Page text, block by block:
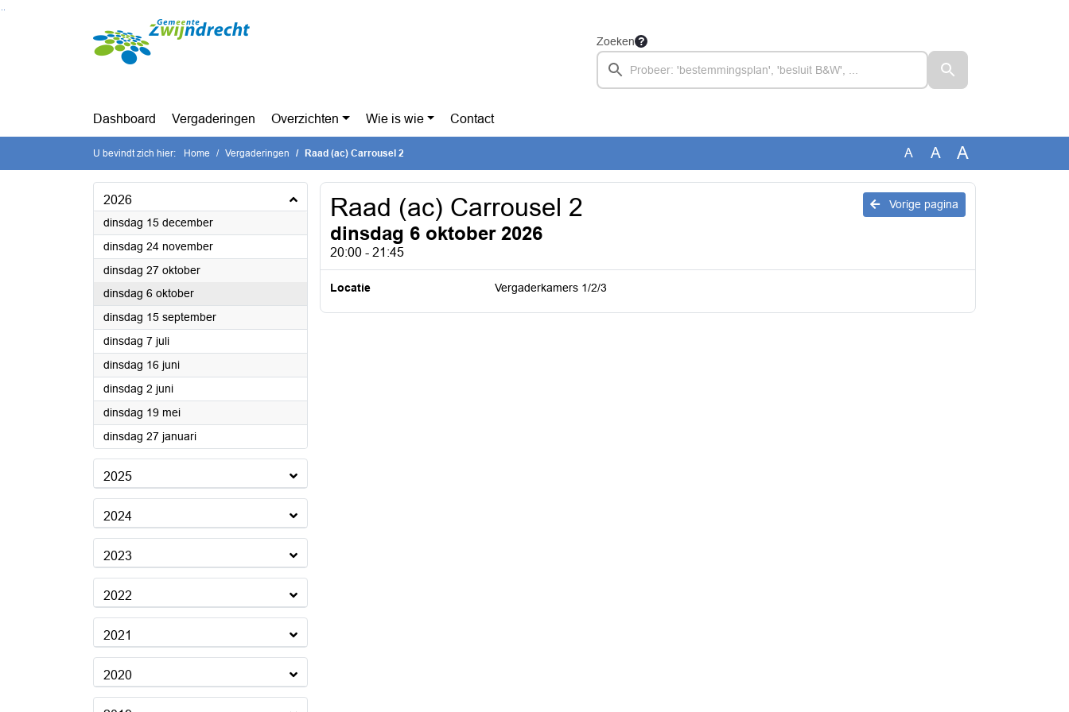
Ga naar de inhoud van deze pagina
Zoeken
Dashboard Vergaderingen Overzichten Wie is wie Contact
U bevindt zich hier: Home Vergaderingen Raad (ac) Carrousel 2 A A A
2026
dinsdag 15 december2026
dinsdag 24 november2026
dinsdag 27 oktober2026
dinsdag 6 oktober2026
dinsdag 15 september2026
dinsdag 7 juli2026
dinsdag 16 juni2026
dinsdag 2 juni2026
dinsdag 19 mei2026
dinsdag 27 januari2026
2025
2024
2023
2022
2021
2020
Vorige pagina
Raad (ac) Carrousel 2
dinsdag 6 oktober 2026
20:00 - 21:45
Locatie Vergaderkamers 1/2/3